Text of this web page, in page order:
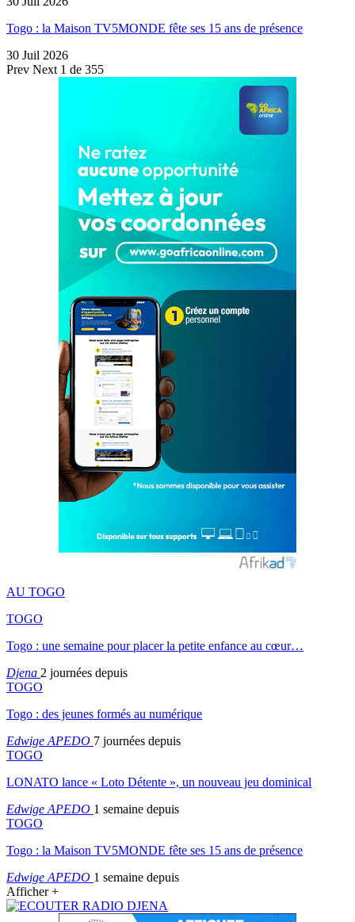
Togo : la Maison TV5MONDE fête ses 15 ans de présence
30 Juil 2026
Prev Next 1 de 355
AU TOGO
TOGO
Togo : une semaine pour placer la petite enfance au cœur…
Djena 2 journées depuis
TOGO
Togo : des jeunes formés au numérique
Edwige APEDO 7 journées depuis
TOGO
LONATO lance « Loto Détente », un nouveau jeu dominical
Edwige APEDO 1 semaine depuis
TOGO
Togo : la Maison TV5MONDE fête ses 15 ans de présence
Edwige APEDO 1 semaine depuis
Afficher +